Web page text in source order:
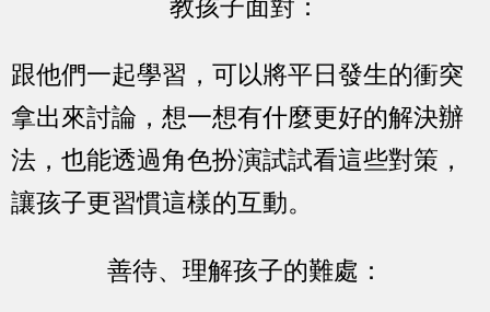
教孩子面對：
跟他們一起學習，可以將平日發生的衝突
拿出來討論，想一想有什麼更好的解決辦
法，也能透過角色扮演試試看這些對策，
讓孩子更習慣這樣的互動。
善待、理解孩子的難處：